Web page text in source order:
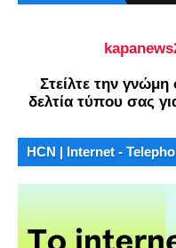
Στείλτε την
δελτία τύπου σας
HCN | Internet -